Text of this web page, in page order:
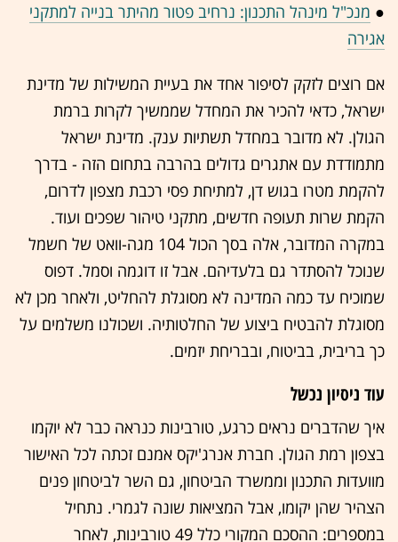
● מנכ"ל מינהל התכנון: נרחיב פטור מהיתר בנייה למתקני
אגירה
אם רוצים לזקק לסיפור אחד את בעיית המשילות של מדינת
ישראל, כדאי להכיר את המחדל שממשיך לקרות ברמת
הגולן. לא מדובר במחדל תשתיות ענק. מדינת ישראל
מתמודדת עם אתגרים גדולים בהרבה בתחום הזה - בדרך
להקמת מטרו בגוש דן, למתיחת פסי רכבת מצפון לדרום,
הקמת שרות תעופה חדשים, מתקני טיהור שפכים ועוד.
במקרה המדובר, אלה בסך הכול 104 מגה-וואט של חשמל
שנוכל להסתדר גם בלעדיהם. אבל זו דוגמה וסמל. דפוס
שמוכיח עד כמה המדינה לא מסוגלת להחליט, ולאחר מכן לא
מסוגלת להבטיח ביצוע של החלטותיה. ושכולנו משלמים על
כך בריבית, בביטוח, ובבריחת יזמים.
עוד ניסיון נכשל
איך שהדברים נראים כרגע, טורבינות כנראה כבר לא יוקמו
בצפון רמת הגולן. חברת אנרג'יקס אמנם זכתה לכל האישור
מוועדות התכנון וממשרד הביטחון, גם השר לביטחון פנים
הצהיר שהן יקומו, אבל המציאות שונה לגמרי. נתחיל
במספרים: ההסכם המקורי כלל 49 טורבינות, לאחר